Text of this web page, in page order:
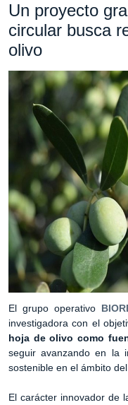
Un proyecto
circular busca
olivo
El grupo operativo
investigadora con el
hoja de olivo como
seguir avanzando en la
sostenible en el ámbito del
El carácter innovador de